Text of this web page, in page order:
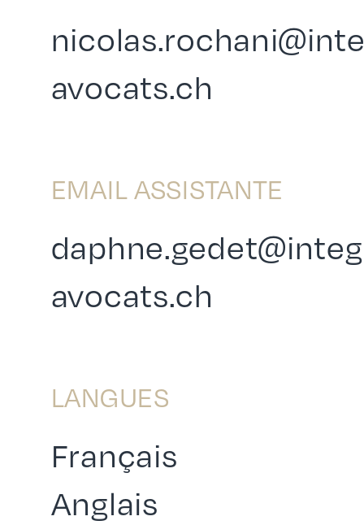
avocats.ch
EMAIL ASSISTANTE
avocats.ch
LANGUES
Français
Anglais